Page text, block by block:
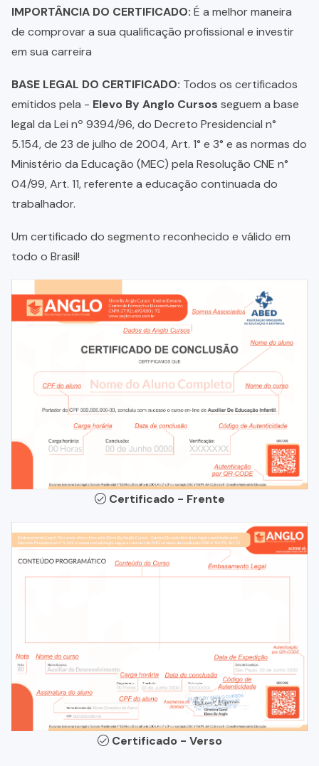
IMPORTÂNCIA DO CERTIFICADO: É a melhor maneira
de comprovar a sua qualificação profissional e investir
em sua carreira
BASE LEGAL DO CERTIFICADO: Todos os certificados
emitidos pela - Elevo By Anglo Cursos seguem a base
legal da Lei nº 9394/96, do Decreto Presidencial n°
5.154, de 23 de julho de 2004, Art. 1° e 3° e as normas do
Ministério da Educação (MEC) pela Resolução CNE n°
04/99, Art. 11, referente a educação continuada do
trabalhador.
Um certificado do segmento reconhecido e válido em
todo o Brasil!
Certificado - Frente
Certificado - Verso